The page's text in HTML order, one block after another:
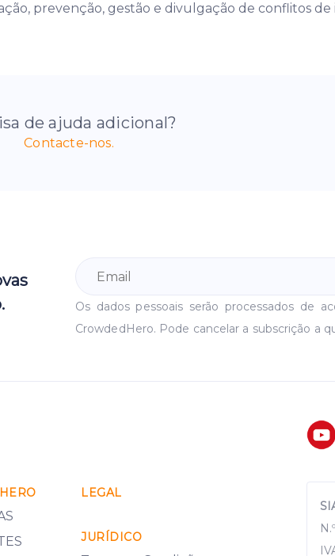
prevenção, gestão e divulgação de conflitos
de ajuda adicional?
Contacte-nos.
Os dados pessoais serão processados de
CrowdedHero. Pode cancelar a subscrição a
LEGAL
JURÍDICO